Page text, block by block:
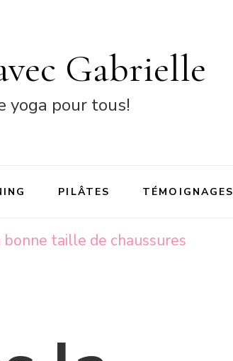
Gabrielle
yoga pour tous!
PILÂTES TÉMOIGNAGES
bonne taille de chaussures